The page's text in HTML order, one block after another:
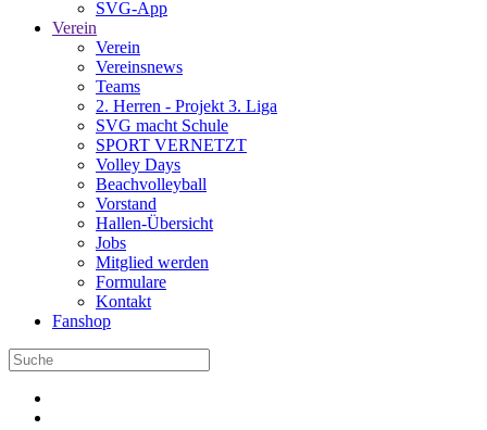
SVG-App
Verein
Verein
Vereinsnews
Teams
2. Herren - Projekt 3. Liga
SVG macht Schule
SPORT VERNETZT
Volley Days
Beachvolleyball
Vorstand
Hallen-Übersicht
Jobs
Mitglied werden
Formulare
Kontakt
Fanshop